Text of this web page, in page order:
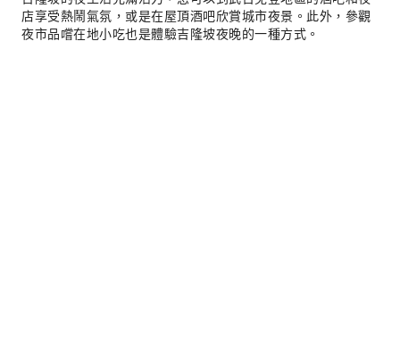
店享受熱鬧氣氛，或是在屋頂酒吧欣賞城市夜景。此外，參觀
夜市品嚐在地小吃也是體驗吉隆坡夜晚的一種方式。